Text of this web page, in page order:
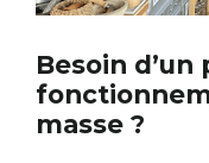
Besoin
masse ?